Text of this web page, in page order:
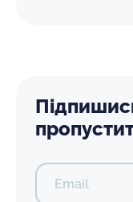
Email